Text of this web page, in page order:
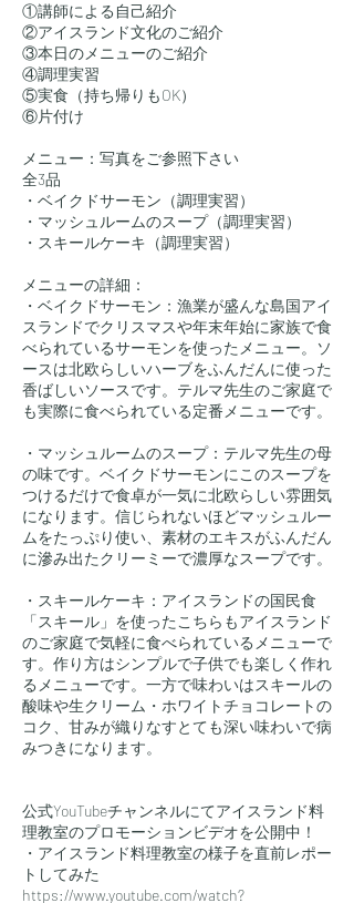
①講師による自己紹介
②アイスランド文化のご紹介
③本日のメニューのご紹介
④調理実習
⑤実食（持ち帰りもOK）
⑥片付け
メニュー：写真をご参照下さい
全3品
・ベイクドサーモン（調理実習）
・マッシュルームのスープ（調理実習）
・スキールケーキ（調理実習）
メニューの詳細：
・ベイクドサーモン：漁業が盛んな島国アイ
スランドでクリスマスや年末年始に家族で食
べられているサーモンを使ったメニュー。ソ
ースは北欧らしいハーブをふんだんに使った
香ばしいソースです。テルマ先生のご家庭で
も実際に食べられている定番メニューです。
・マッシュルームのスープ：テルマ先生の母
の味です。ベイクドサーモンにこのスープを
つけるだけで食卓が一気に北欧らしい雰囲気
になります。信じられないほどマッシュルー
ムをたっぷり使い、素材のエキスがふんだん
に滲み出たクリーミーで濃厚なスープです。
・スキールケーキ：アイスランドの国民食
「スキール」を使ったこちらもアイスランド
のご家庭で気軽に食べられているメニューで
す。作り方はシンプルで子供でも楽しく作れ
るメニューです。一方で味わいはスキールの
酸味や生クリーム・ホワイトチョコレートの
コク、甘みが織りなすとても深い味わいで病
みつきになります。
公式YouTubeチャンネルにてアイスランド料
理教室のプロモーションビデオを公開中！
・アイスランド料理教室の様子を直前レポー
トしてみた
https://www.youtube.com/watch?